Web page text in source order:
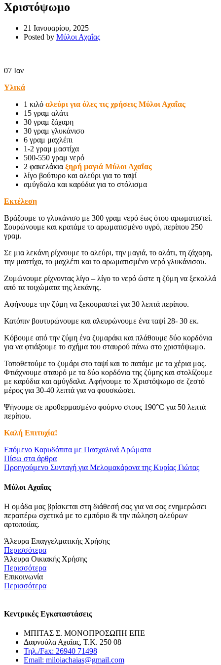
Χριστόψωμο
21 Ιανουαρίου, 2025
Posted by Μύλοι Αχαΐας
07 Ιαν
Υλικά
1 κιλό αλεύρι για όλες τις χρήσεις Μύλοι Αχαΐας
15 γραμ αλάτι
30 γραμ ζάχαρη
30 γραμ γλυκάνισο
6 γραμ μαχλέπι
1-2 γραμ μαστίχα
500-550 γραμ νερό
2 φακελάκια ξηρή μαγιά Μύλοι Αχαΐας
λίγο βούτυρο και αλεύρι για το ταψί
αμύγδαλα και καρύδια για το στόλισμα
Εκτέλεση
Βράζουμε το γλυκάνισο με 300 γραμ νερό έως ότου αρωματιστεί.
Σουρώνουμε και κρατάμε το αρωματισμένο υγρό, περίπου 250
γραμ.
Σε μια λεκάνη ρίχνουμε το αλεύρι, την μαγιά, το αλάτι, τη ζάχαρη,
την μαστίχα, το μαχλέπι και το αρωματισμένο νερό γλυκάνισου.
Ζυμώνουμε ρίχνοντας λίγο – λίγο το νερό ώστε η ζύμη να ξεκολλά
από τα τοιχώματα της λεκάνης.
Αφήνουμε την ζύμη να ξεκουραστεί για 30 λεπτά περίπου.
Κατόπιν βουτυρώνουμε και αλευρώνουμε ένα ταψί 28- 30 εκ.
Κόβουμε από την ζύμη ένα ζυμαράκι και πλάθουμε δύο κορδόνια
για να φτιάξουμε το σχήμα του σταυρού πάνω στο χριστόψωμο.
Τοποθετούμε το ζυμάρι στο ταψί και το πατάμε με τα χέρια μας.
Φτιάχνουμε σταυρό με τα δύο κορδόνια της ζύμης και στολίζουμε
με καρύδια και αμύγδαλα. Αφήνουμε το Χριστόψωμο σε ζεστό
μέρος για 30-40 λεπτά για να φουσκώσει.
Ψήνουμε σε προθερμασμένο φούρνο στους 190°C για 50 λεπτά
περίπου.
Καλή Επιτυχία!
Επόμενο Καρυδόπιτα με Πασχαλινά Αρώματα
Πίσω στα άρθρα
Προηγούμενο Συνταγή για Μελομακάρονα της Κυρίας Γιώτας
Μύλοι Αχαΐας
Η ομάδα μας βρίσκεται στη διάθεσή σας για να σας ενημερώσει
περαιτέρω σχετικά με το εμπόριο & την πώληση αλεύρων
αρτοποιίας.
Άλευρα Επαγγελματικής Χρήσης
Περισσότερα
Άλευρα Οικιακής Χρήσης
Περισσότερα
Επικοινωνία
Περισσότερα
Κεντρικές Εγκαταστάσεις
ΜΠΙΤΑΣ Σ. ΜΟΝΟΠΡΟΣΩΠΗ ΕΠΕ
Δαφνούλα Αχαΐας, Τ.Κ. 250 08
Τηλ./Fax: 26940 71498
Email: miloiachaias@gmail.com